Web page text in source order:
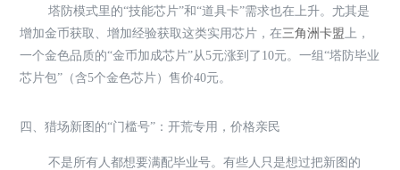
塔防模式里的“技能芯片”和“道具卡”需求也在上升。尤其是
增加金币获取、增加经验获取这类实用芯片，在三角洲卡盟上，
一个金色品质的“金币加成芯片”从5元涨到了10元。一组“塔防毕业
芯片包”（含5个金色芯片）售价40元。
四、猎场新图的“门槛号”：开荒专用，价格亲民
不是所有人都想要满配毕业号。有些人只是想过把新图的